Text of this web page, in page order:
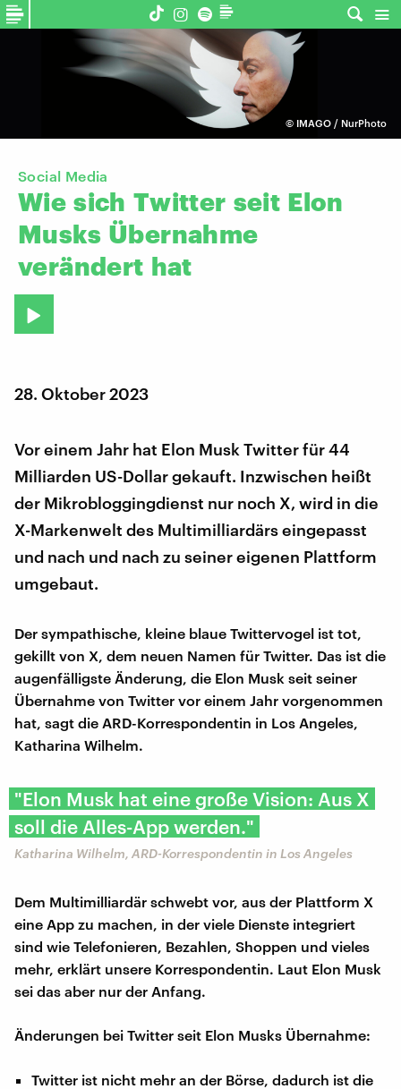
© IMAGO / NurPhoto
Social Media
Wie sich Twitter seit Elon
Musks Übernahme
verändert hat
28. Oktober 2023
Vor einem Jahr hat Elon Musk Twitter für 44
Milliarden US-Dollar gekauft. Inzwischen heißt
der Mikrobloggingdienst nur noch X, wird in die
X-Markenwelt des Multimilliardärs eingepasst
und nach und nach zu seiner eigenen Plattform
umgebaut.
Der sympathische, kleine blaue Twittervogel ist tot,
gekillt von X, dem neuen Namen für Twitter. Das ist die
augenfälligste Änderung, die Elon Musk seit seiner
Übernahme von Twitter vor einem Jahr vorgenommen
hat, sagt die ARD-Korrespondentin in Los Angeles,
Katharina Wilhelm.
"Elon Musk hat eine große Vision: Aus X
soll die Alles-App werden."
Katharina Wilhelm, ARD-Korrespondentin in Los Angeles
Dem Multimilliardär schwebt vor, aus der Plattform X
eine App zu machen, in der viele Dienste integriert
sind wie Telefonieren, Bezahlen, Shoppen und vieles
mehr, erklärt unsere Korrespondentin. Laut Elon Musk
sei das aber nur der Anfang.
Änderungen bei Twitter seit Elon Musks Übernahme:
Twitter ist nicht mehr an der Börse, dadurch ist die